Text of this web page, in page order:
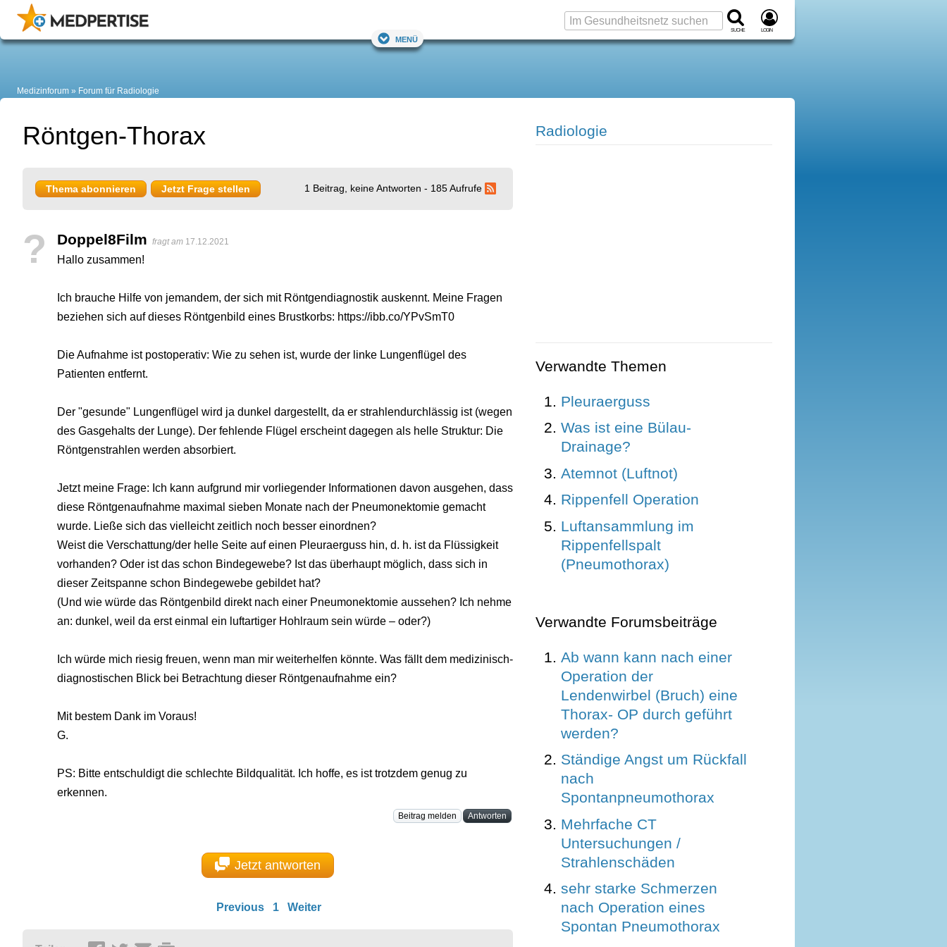
Suche Login
Menü
Medizinforum Forum für Radiologie
Röntgen-Thorax
Thema abonnieren Jetzt Frage stellen 1 Beitrag, keine Antworten - 185 Aufrufe
? Doppel8Film fragt am 17.12.2021
Hallo zusammen!
Ich brauche Hilfe von jemandem, der sich mit Röntgendiagnostik auskennt. Meine Fragen
beziehen sich auf dieses Röntgenbild eines Brustkorbs: https://ibb.co/YPvSmT0
Die Aufnahme ist postoperativ: Wie zu sehen ist, wurde der linke Lungenflügel des
Patienten entfernt.
Der "gesunde" Lungenflügel wird ja dunkel dargestellt, da er strahlendurchlässig ist (wegen
des Gasgehalts der Lunge). Der fehlende Flügel erscheint dagegen als helle Struktur: Die
Röntgenstrahlen werden absorbiert.
Jetzt meine Frage: Ich kann aufgrund mir vorliegender Informationen davon ausgehen, dass
diese Röntgenaufnahme maximal sieben Monate nach der Pneumonektomie gemacht
wurde. Ließe sich das vielleicht zeitlich noch besser einordnen?
Weist die Verschattung/der helle Seite auf einen Pleuraerguss hin, d. h. ist da Flüssigkeit
vorhanden? Oder ist das schon Bindegewebe? Ist das überhaupt möglich, dass sich in
dieser Zeitspanne schon Bindegewebe gebildet hat?
(Und wie würde das Röntgenbild direkt nach einer Pneumonektomie aussehen? Ich nehme
an: dunkel, weil da erst einmal ein luftartiger Hohlraum sein würde – oder?)
Ich würde mich riesig freuen, wenn man mir weiterhelfen könnte. Was fällt dem medizinisch-
diagnostischen Blick bei Betrachtung dieser Röntgenaufnahme ein?
Mit bestem Dank im Voraus!
G.
PS: Bitte entschuldigt die schlechte Bildqualität. Ich hoffe, es ist trotzdem genug zu
erkennen.
Beitrag melden Antworten
Jetzt antworten
Previous 1 Weiter
Radiologie
Verwandte Themen
Pleuraerguss
Was ist eine Bülau-
Drainage?
Atemnot (Luftnot)
Rippenfell Operation
Luftansammlung im
Rippenfellspalt
(Pneumothorax)
Verwandte Forumsbeiträge
Ab wann kann nach einer
Operation der
Lendenwirbel (Bruch) eine
Thorax- OP durch geführt
werden?
Ständige Angst um Rückfall
nach
Spontanpneumothorax
Mehrfache CT
Untersuchungen /
Strahlenschäden
sehr starke Schmerzen
nach Operation eines
Spontan Pneumothorax